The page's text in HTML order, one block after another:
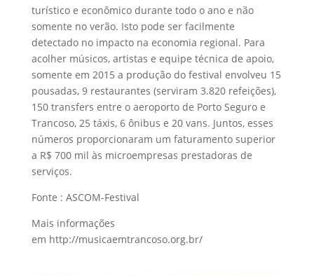
turístico e econômico durante todo o ano e não
somente no verão. Isto pode ser facilmente
detectado no impacto na economia regional. Para
acolher músicos, artistas e equipe técnica de apoio,
somente em 2015 a produção do festival envolveu 15
pousadas, 9 restaurantes (serviram 3.820 refeições),
150 transfers entre o aeroporto de Porto Seguro e
Trancoso, 25 táxis, 6 ônibus e 20 vans. Juntos, esses
números proporcionaram um faturamento superior
a R$ 700 mil às microempresas prestadoras de
serviços.
Fonte : ASCOM-Festival
Mais informações
em http://musicaemtrancoso.org.br/